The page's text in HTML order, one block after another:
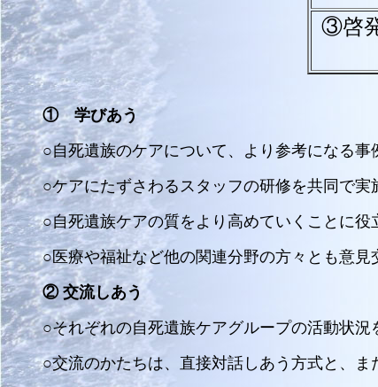
③啓
① 学びあう
○自死遺族のケアについて、より参考になる事
○ケアにたずさわるスタッフの研修を共同で実
○自死遺族ケアの質をより高めていくことに役
○医療や福祉など他の関連分野の方々とも意見
② 交流しあう
○それぞれの自死遺族ケアグループの活動状況
○交流のかたちは、直接対話しあう方式と、ま